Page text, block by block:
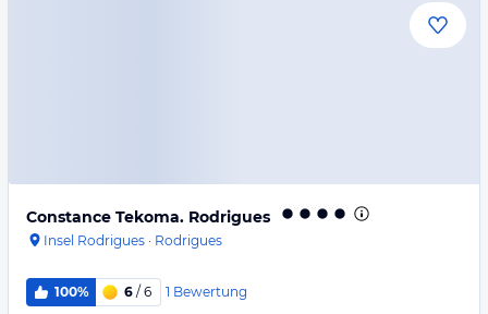
Constance Tekoma. Rodrigues
Insel Rodrigues · Rodrigues
100% 6 / 6 1 Bewertung